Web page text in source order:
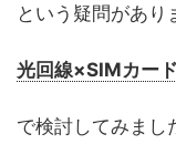
という疑問があり
光回線×SIMカー
で検討してみまし